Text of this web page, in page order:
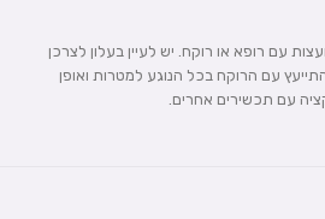
עם רופא או רוקח. יש לעיין בעלון לצרכן
עם הרוקח בכל הנוגע למטרות ואופן
עם תכשירים אחרים.